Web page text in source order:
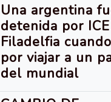
Una argentina
detenida por
Filadelfia
por viajar a un
del mundial